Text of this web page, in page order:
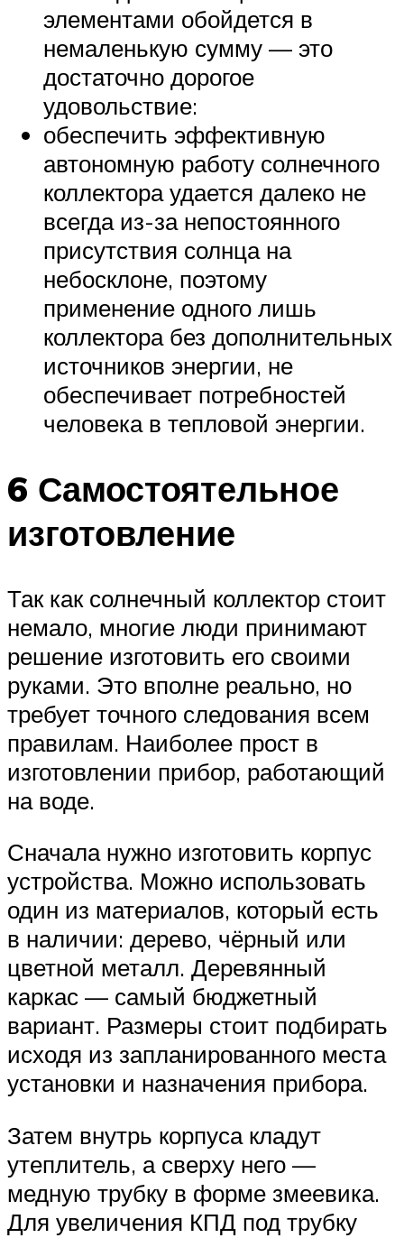
элементами обойдется в
немаленькую сумму — это
достаточно дорогое
удовольствие:
обеспечить эффективную
автономную работу солнечного
коллектора удается далеко не
всегда из-за непостоянного
присутствия солнца на
небосклоне, поэтому
применение одного лишь
коллектора без дополнительных
источников энергии, не
обеспечивает потребностей
человека в тепловой энергии.
6 Самостоятельное
изготовление
Так как солнечный коллектор стоит
немало, многие люди принимают
решение изготовить его своими
руками. Это вполне реально, но
требует точного следования всем
правилам. Наиболее прост в
изготовлении прибор, работающий
на воде.
Сначала нужно изготовить корпус
устройства. Можно использовать
один из материалов, который есть
в наличии: дерево, чёрный или
цветной металл. Деревянный
каркас — самый бюджетный
вариант. Размеры стоит подбирать
исходя из запланированного места
установки и назначения прибора.
Затем внутрь корпуса кладут
утеплитель, а сверху него —
медную трубку в форме змеевика.
Для увеличения КПД под трубку